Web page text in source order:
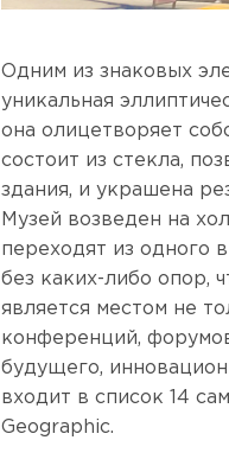
Одним из знаковых
уникальная
она олицетворяет
состоит из стекла,
здания, и украшена
Музей возведен на
переходят из одного
без каких-либо опор,
является местом не
конференций,
будущего,
входит в список 14
Geographic.